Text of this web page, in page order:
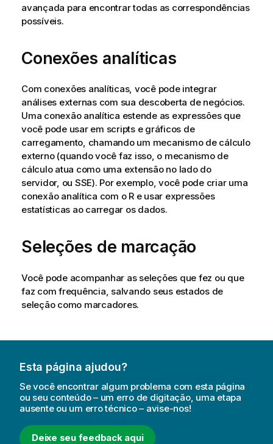
avançada para encontrar todas as correspondências
possíveis.
Conexões analíticas
Com conexões analíticas, você pode integrar
análises externas com sua descoberta de negócios.
Uma conexão analítica estende as expressões que
você pode usar em scripts e gráficos de
carregamento, chamando um mecanismo de cálculo
externo (quando você faz isso, o mecanismo de
cálculo atua como uma extensão no lado do
servidor, ou SSE). Por exemplo, você pode criar uma
conexão analítica com o R e usar expressões
estatísticas ao carregar os dados.
Seleções de marcação
Você pode acompanhar as seleções que fez ou que
faz com frequência, salvando seus estados de
seleção como marcadores.
Esta página ajudou?
Se você encontrar algum problema com esta página
ou seu conteúdo – um erro de digitação, uma etapa
ausente ou um erro técnico – avise-nos!
Deixe seu feedback aqui